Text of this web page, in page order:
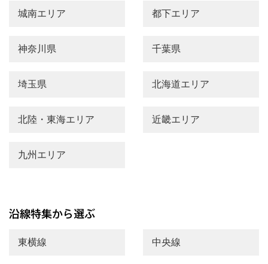
城南エリア 都下エリア
神奈川県 千葉県
埼玉県 北海道エリア
北陸・東海エリア 近畿エリア
九州エリア
東横線 中央線